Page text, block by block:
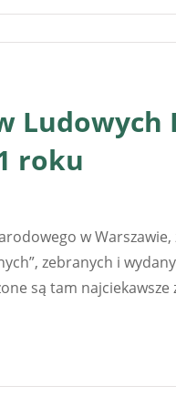
Ludowych
roku
w
zebranych i
są tam